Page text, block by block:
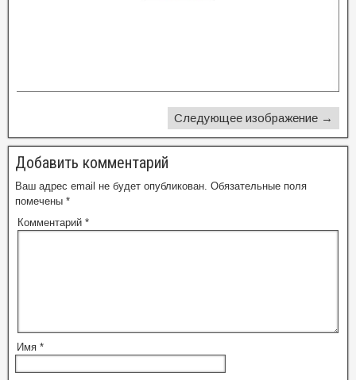
Следующее изображение →
Добавить комментарий
Ваш адрес email не будет опубликован. Обязательные поля
помечены *
Комментарий *
Имя *